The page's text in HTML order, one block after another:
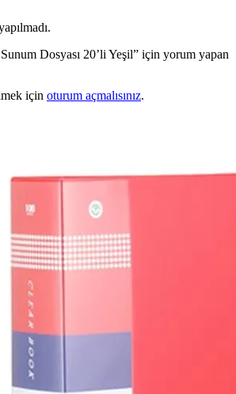
Dosyası 20’li Yeşil” için yorum yapan
için oturum açmalısınız.